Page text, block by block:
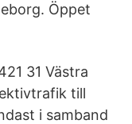
Öppet
31 Västra
till
i samband